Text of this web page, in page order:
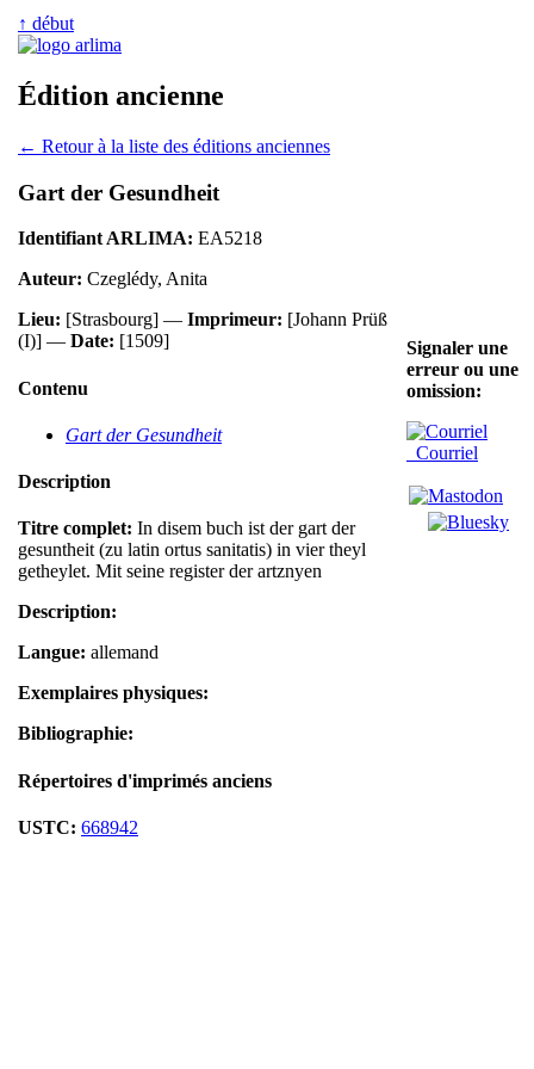
↑ début
Édition ancienne
← Retour à la liste des éditions anciennes
Gart der Gesundheit
Identifiant ARLIMA: EA5218
Auteur: Czeglédy, Anita
Lieu: [Strasbourg] — Imprimeur: [Johann Prüß
(I)] — Date: [1509]
Contenu
Gart der Gesundheit
Description
Titre complet: In disem buch ist der gart der
gesuntheit (zu latin ortus sanitatis) in vier theyl
getheylet. Mit seine register der artznyen
Description:
Langue: allemand
Exemplaires physiques:
Bibliographie:
Répertoires d'imprimés anciens
USTC: 668942
Signaler une
erreur ou une
omission:
Courriel